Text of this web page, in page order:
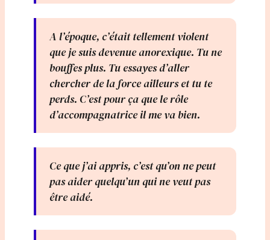
A l’époque, c’était tellement violent
que je suis devenue anorexique. Tu ne
bouffes plus. Tu essayes d’aller
chercher de la force ailleurs et tu te
perds. C’est pour ça que le rôle
d’accompagnatrice il me va bien.
Ce que j’ai appris, c’est qu’on ne peut
pas aider quelqu’un qui ne veut pas
être aidé.